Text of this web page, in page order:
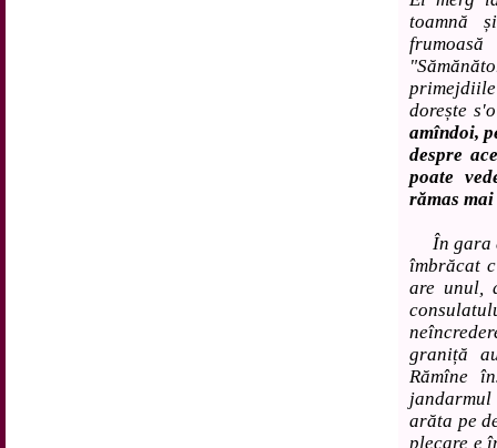
toamnă
dorește
amîndoi,
despre
poate
rămas
În gara
îmbrăcat
are unul,
graniță
Rămîne
arăta pe
plecare e